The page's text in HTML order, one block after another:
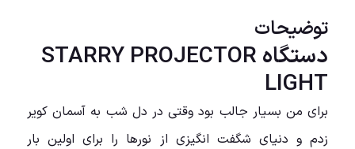
توضیحات
دستگاه STARRY PROJECTOR
LIGHT
برای من بسیار جالب بود وقتی در دل شب به آسمان کویر
زدم و دنیای شگفت انگیزی از نورها را برای اولین بار